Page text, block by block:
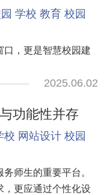
学校 教育 校园
口，更是智慧校园建
2025.06.02
功能性并存
校 网站设计 校园
师生的重要平台。
，更应通过个性化设